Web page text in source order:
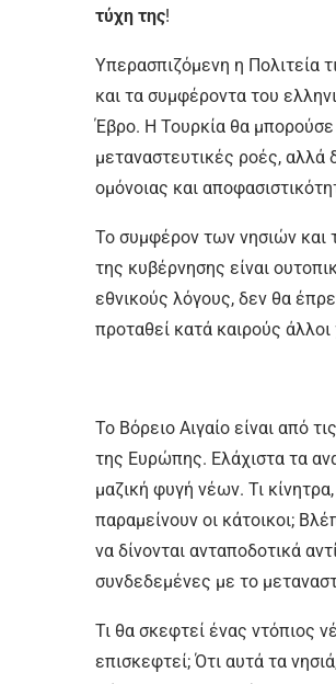
τύχη της!
Υπερασπιζόμενη η Πολιτεία
και τα συμφέροντα του
Έβρο. Η Τουρκία θα μπορούσε
μεταναστευτικές ροές,
ομόνοιας και
Το συμφέρον των νησιών και
της κυβέρνησης είναι
εθνικούς λόγους, δεν θα
προταθεί κατά καιρούς
Το Βόρειο Αιγαίο είναι από
της Ευρώπης. Ελάχιστα τα
μαζική φυγή νέων. Τι
παραμείνουν οι κάτοικοι;
να δίνονται ανταποδοτικά
συνδεδεμένες με το
Τι θα σκεφτεί ένας ντόπιος
επισκεφτεί; Ότι αυτά τα